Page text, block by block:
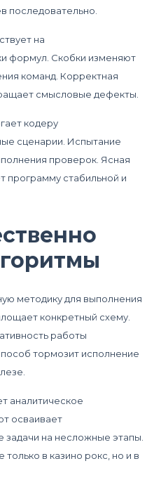
последовательно.
на
формул. Скобки изменяют
команд. Корректная
смысловые дефекты.
кодеру
сценарии. Испытание
проверок. Ясная
программу стабильной и
методику для выполнения
конкретный схему.
работы
тормозит исполнение
аналитическое
осваивает
на несложные этапы.
в казино рокс, но и в